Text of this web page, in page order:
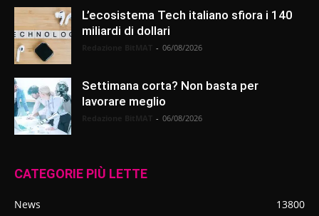
L’ecosistema Tech italiano sfiora i 140
miliardi di dollari
- 06/08/2026
Settimana corta? Non basta per
lavorare meglio
- 06/08/2026
CATEGORIE PIÙ LETTE
News
13800